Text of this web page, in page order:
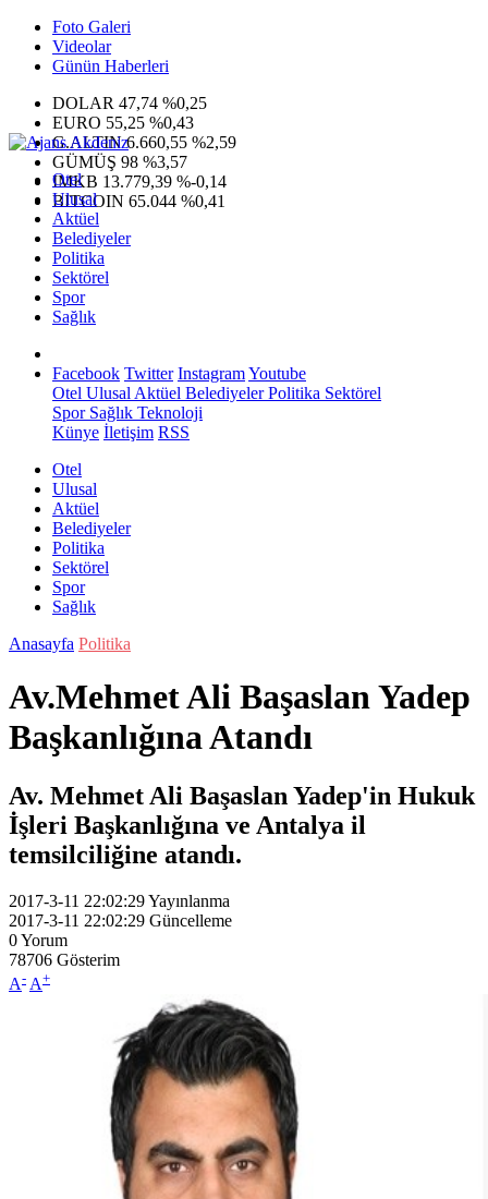
Foto Galeri
Videolar
Günün Haberleri
DOLAR 47,74 %0,25
EURO 55,25 %0,43
G.ALTIN6.660,55 %2,59
GÜMÜŞ 98 %3,57
IMKB 13.779,39 %-0,14
BITCOIN 65.044 %0,41
Otel
Ulusal
Aktüel
Belediyeler
Politika
Sektörel
Spor
Sağlık
Facebook Twitter InstagramYoutube
Otel Ulusal Aktüel BelediyelerPolitika Sektörel
SporSağlık Teknoloji
Künye İletişim RSS
Otel
Ulusal
Aktüel
Belediyeler
Politika
Sektörel
Spor
Sağlık
Anasayfa Politika
Av.Mehmet Ali Başaslan Yadep
Başkanlığına Atandı
Av. Mehmet Ali Başaslan Yadep'in Hukuk
İşleri Başkanlığına ve Antalya il
temsilciliğine atandı.
2017-3-11 22:02:29Yayınlanma
2017-3-11 22:02:29 Güncelleme
0Yorum
78706 Gösterim
A- A+